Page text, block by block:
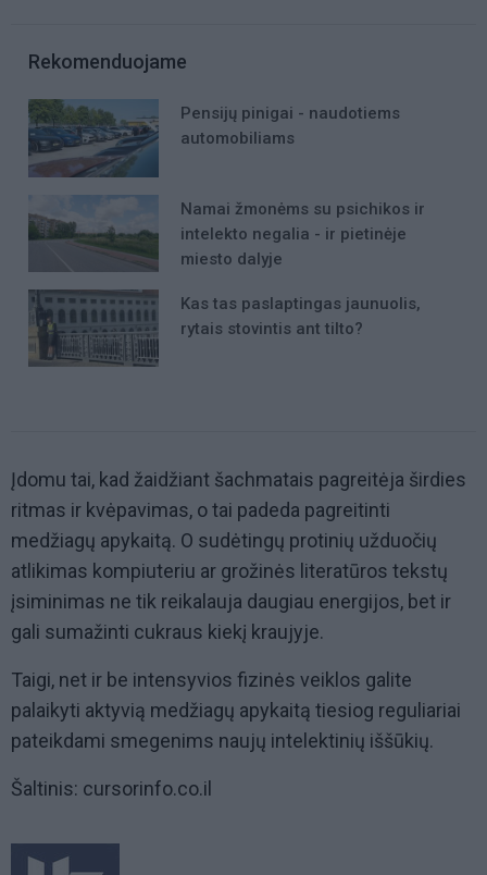
Rekomenduojame
Pensijų pinigai - naudotiems
automobiliams
Namai žmonėms su psichikos ir
intelekto negalia - ir pietinėje
miesto dalyje
Kas tas paslaptingas jaunuolis,
rytais stovintis ant tilto?
Įdomu tai, kad žaidžiant šachmatais pagreitėja širdies
ritmas ir kvėpavimas, o tai padeda pagreitinti
medžiagų apykaitą. O sudėtingų protinių užduočių
atlikimas kompiuteriu ar grožinės literatūros tekstų
įsiminimas ne tik reikalauja daugiau energijos, bet ir
gali sumažinti cukraus kiekį kraujyje.
Taigi, net ir be intensyvios fizinės veiklos galite
palaikyti aktyvią medžiagų apykaitą tiesiog reguliariai
pateikdami smegenims naujų intelektinių iššūkių.
Šaltinis: cursorinfo.co.il